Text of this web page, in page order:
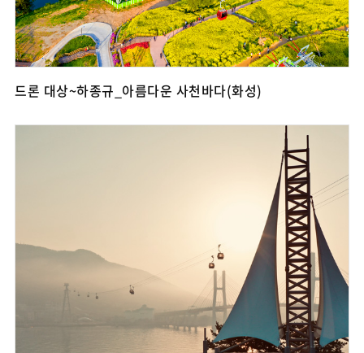
드론 대상~하종규_아름다운 사천바다(화성)